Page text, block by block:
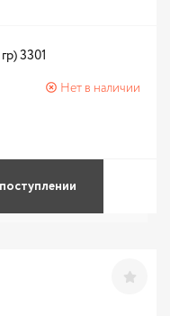
3301
Нет в наличии